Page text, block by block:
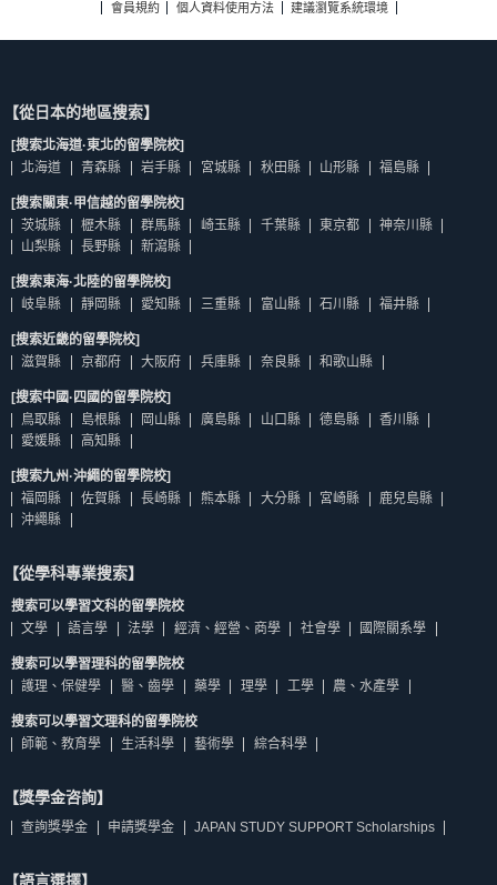
會員規約
個人資料使用方法 建議瀏覽系統環境
【從日本的地區搜索】
[搜索北海道·東北的留學院校]
北海道
青森縣 岩手縣 宮城縣 秋田縣 山形縣 福島縣
[搜索關東·甲信越的留學院校]
茨城縣
櫪木縣 群馬縣 崎玉縣 千葉縣 東京都
神奈川縣
山梨縣
長野縣 新瀉縣
[搜索東海·北陸的留學院校]
岐阜縣
靜岡縣 愛知縣 三重縣 富山縣 石川縣 福井縣
[搜索近畿的留學院校]
滋賀縣
京都府 大阪府 兵庫縣 奈良縣 和歌山縣
[搜索中國·四國的留學院校]
鳥取縣
島根縣 岡山縣 廣島縣 山口縣 德島縣
香川縣
愛媛縣
高知縣
[搜索九州·沖繩的留學院校]
福岡縣
佐賀縣 長崎縣 熊本縣 大分縣 宮崎縣
鹿兒島縣
沖繩縣
【從學科專業搜索】
搜索可以學習文科的留學院校
文學
語言學 法學 經濟、經營、商學 社會學 國際關系學
搜索可以學習理科的留學院校
護理、保健學
醫、齒學 藥學 理學 工學 農、水產學
搜索可以學習文理科的留學院校
師範、教育學
生活科學 藝術學 綜合科學
【獎學金咨詢】
查詢獎學金 申請獎學金 JAPAN STUDY SUPPORT Scholarships
【語言選擇】